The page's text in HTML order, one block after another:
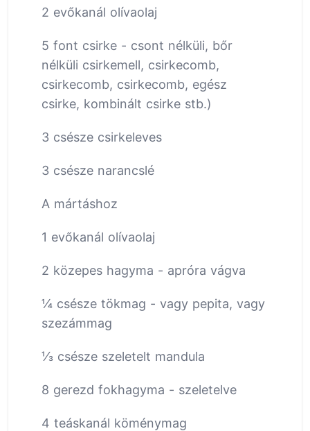
2 evőkanál olívaolaj
5 font csirke - csont nélküli, bőr
nélküli csirkemell, csirkecomb,
csirkecomb, csirkecomb, egész
csirke, kombinált csirke stb.)
3 csésze csirkeleves
3 csésze narancslé
A mártáshoz
1 evőkanál olívaolaj
2 közepes hagyma - apróra vágva
¼ csésze tökmag - vagy pepita, vagy
szezámmag
⅓ csésze szeletelt mandula
8 gerezd fokhagyma - szeletelve
4 teáskanál köménymag